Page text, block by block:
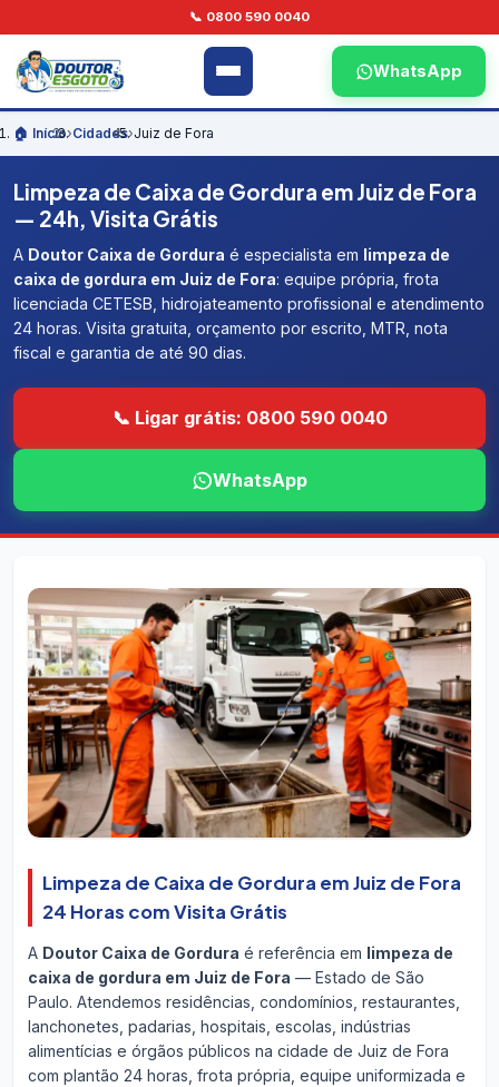
📞 0800 590 0040
WhatsApp
🏠 Início›Cidades›Juiz de Fora
Limpeza de Caixa de Gordura em Juiz de Fora
— 24h, Visita Grátis
A Doutor Caixa de Gordura é especialista em limpeza de
caixa de gordura em Juiz de Fora: equipe própria, frota
licenciada CETESB, hidrojateamento profissional e atendimento
24 horas. Visita gratuita, orçamento por escrito, MTR, nota
fiscal e garantia de até 90 dias.
📞 Ligar grátis: 0800 590 0040
WhatsApp
Limpeza de Caixa de Gordura em Juiz de Fora
24 Horas com Visita Grátis
A Doutor Caixa de Gordura é referência em limpeza de
caixa de gordura em Juiz de Fora — Estado de São
Paulo. Atendemos residências, condomínios, restaurantes,
lanchonetes, padarias, hospitais, escolas, indústrias
alimentícias e órgãos públicos na cidade de Juiz de Fora
com plantão 24 horas, frota própria, equipe uniformizada e